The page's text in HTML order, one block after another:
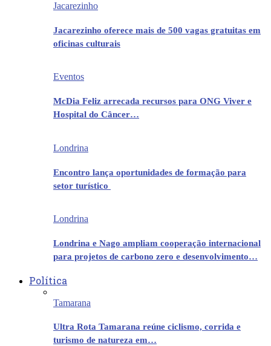
Jacarezinho
Jacarezinho oferece mais de 500 vagas gratuitas em
oficinas culturais
Eventos
McDia Feliz arrecada recursos para ONG Viver e
Hospital do Câncer…
Londrina
Encontro lança oportunidades de formação para
setor turístico
Londrina
Londrina e Nago ampliam cooperação internacional
para projetos de carbono zero e desenvolvimento…
Política
Tamarana
Ultra Rota Tamarana reúne ciclismo, corrida e
turismo de natureza em…